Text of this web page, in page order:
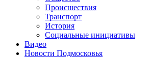
Происшествия
Транспорт
История
Социальные инициативы
Видео
Новости Подмосковья